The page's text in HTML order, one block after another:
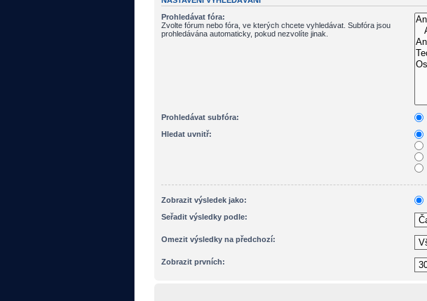
Prohledávat fóra:
Zvolte fórum nebo fóra, ve kterých chcete vyhledávat. Subfóra jsou
prohledávána automaticky, pokud nezvolíte jinak.
Prohledávat subfóra:
Hledat uvnitř:
Zobrazit výsledek jako:
Seřadit výsledky podle:
Omezit výsledky na předchozí:
Zobrazit prvních: